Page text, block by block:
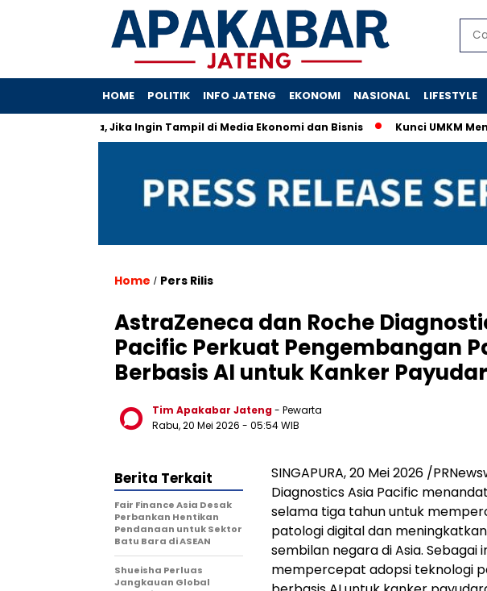
HOME POLITIK INFO JATENG EKONOMI NASIONAL LIFESTYLE
Anda, Jika Ingin Tampil di Media Ekonomi dan Bisnis Kunci UMKM
Home / Pers Rilis
AstraZeneca dan Roche
Pacific Perkuat Pengembangan
Berbasis AI untuk Kanker
Tim Apakabar Jateng- Pewarta
Rabu, 20 Mei 2026 - 05:54 WIB
SINGAPURA,20 Mei 2026 /
Diagnostics Asia Pacific
selama tiga tahun untuk
patologi digital dan
sembilan negara di Asia. Sebagai
mempercepat adopsi teknologi
Berita Terkait
Fair Finance Asia Desak
Perbankan Hentikan
Pendanaan untuk Sektor
Batu Bara di ASEAN
Shueisha Perluas
Jangkauan Global